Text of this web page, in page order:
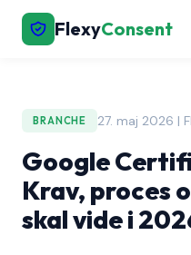
FlexyConsent
BRANCHE 27. maj 2026 |
Google
Krav, proces
skal vide i